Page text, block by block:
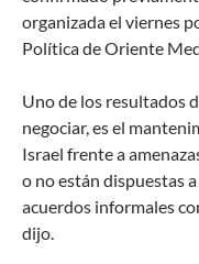
organizada el viernes
Política de Oriente
Uno de los resultados
negociar, es el
Israel frente a
o no están dispuestas
acuerdos informales
dijo.